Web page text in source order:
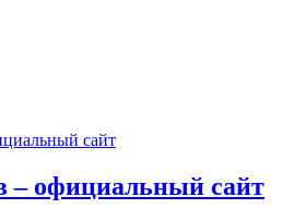
– официальный сайт